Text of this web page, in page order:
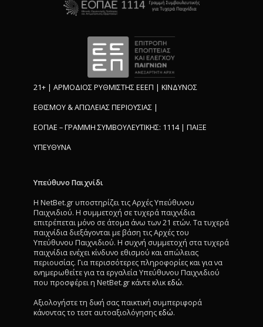
21+ | ΑΡΜΟΔΙΟΣ ΡΥΘΜΙΣΤΗΣ ΕΕΕΠ | ΚΙΝΔΥΝΟΣ
ΕΘΙΣΜΟΥ & ΑΠΩΛΕΙΑΣ ΠΕΡΙΟΥΣΙΑΣ |
ΕΟΠΑΕ – ΓΡΑΜΜΗ ΣΥΜΒΟΥΛΕΥΤΙΚΗΣ: 1114 | ΠΑΙΞΕ
ΥΠΕΥΘΥΝΑ
Υπεύθυνο Παιχνίδι
Η NetBet.gr υποστηρίζει τις Αρχές Υπεύθυνου
Παιχνιδιού. Η συμμετοχή σε τυχερά παιχνίδια
επιτρέπεται μόνο σε άτομα άνω των 21 ετών. Τα τυχερά
παιχνίδια διεξάγονται με βάση τις Αρχές του
Υπεύθυνου Παιχνιδιού. Η συχνή συμμετοχή στα τυχερά
παιχνίδια ενέχει κίνδυνο εθισμού και απώλειας
περιουσίας. Για περισσότερες πληροφορίες και για να
ενημερωθείτε για τα εργαλεία Υπεύθυνου Παιχνιδιού
που προσφέρει η NetBet.gr κάντε κλικ εδώ.
Αξιολογήστε τη δική σας παικτική συμπεριφορά
κάνοντας το τεστ αυτοαξιολόγησης εδώ.